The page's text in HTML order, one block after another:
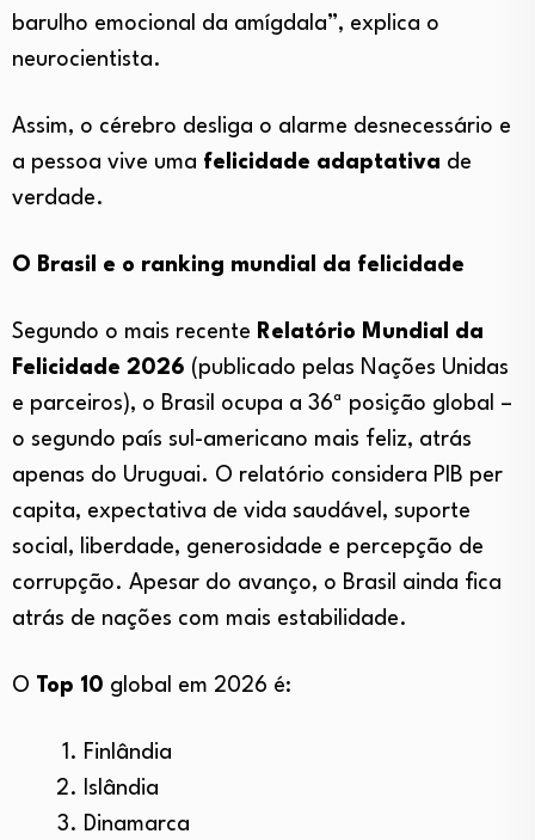
barulho emocional da amígdala”, explica o
neurocientista.
Assim, o cérebro desliga o alarme desnecessário e
a pessoa vive uma felicidade adaptativa de
verdade.
O Brasil e o ranking mundial da felicidade
Segundo o mais recente Relatório Mundial da
Felicidade 2026 (publicado pelas Nações Unidas
e parceiros), o Brasil ocupa a 36ª posição global –
o segundo país sul-americano mais feliz, atrás
apenas do Uruguai. O relatório considera PIB per
capita, expectativa de vida saudável, suporte
social, liberdade, generosidade e percepção de
corrupção. Apesar do avanço, o Brasil ainda fica
atrás de nações com mais estabilidade.
O Top 10 global em 2026 é:
Finlândia
Islândia
Dinamarca